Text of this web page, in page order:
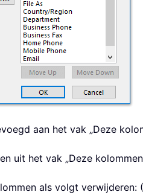
aan het vak „Deze
uit het vak „Deze
als volgt verwijderen: